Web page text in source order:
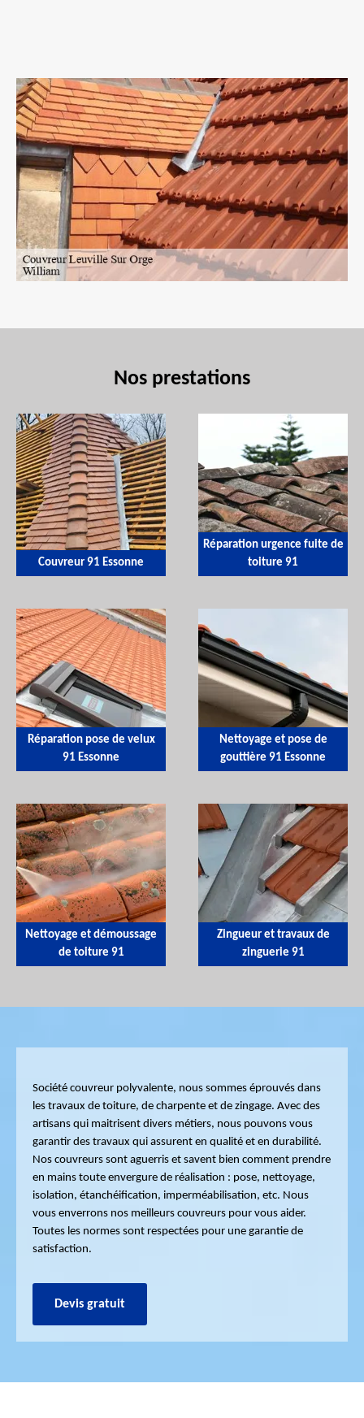
Nos prestations
Couvreur 91 Essonne
Réparation urgence fuite de
toiture 91
Réparation pose de velux
91 Essonne
Nettoyage et pose de
gouttière 91 Essonne
Nettoyage et démoussage
de toiture 91
Zingueur et travaux de
zinguerie 91
Société couvreur polyvalente, nous sommes éprouvés dans
les travaux de toiture, de charpente et de zingage. Avec des
artisans qui maitrisent divers métiers, nous pouvons vous
garantir des travaux qui assurent en qualité et en durabilité.
Nos couvreurs sont aguerris et savent bien comment prendre
en mains toute envergure de réalisation : pose, nettoyage,
isolation, étanchéification, imperméabilisation, etc. Nous
vous enverrons nos meilleurs couvreurs pour vous aider.
Toutes les normes sont respectées pour une garantie de
satisfaction.
Devis gratuit